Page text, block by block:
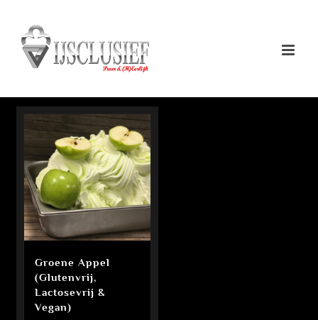
inhoud
Groene Appel
(Glutenvrij,
Lactosevrij &
Vegan)